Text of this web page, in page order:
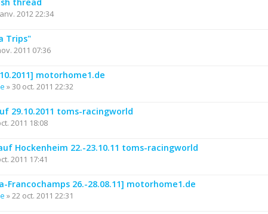
2012 22:34
Trips"
2011 07:36
motorhome1.de
» 30 oct. 2011 22:32
29.10.2011 toms-racingworld
2011 18:08
Hockenheim 22.-23.10.11 toms-racingworld
2011 17:41
Francochamps 26.-28.08.11] motorhome1.de
» 22 oct. 2011 22:31